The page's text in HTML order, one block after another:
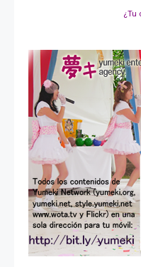
¿Tu